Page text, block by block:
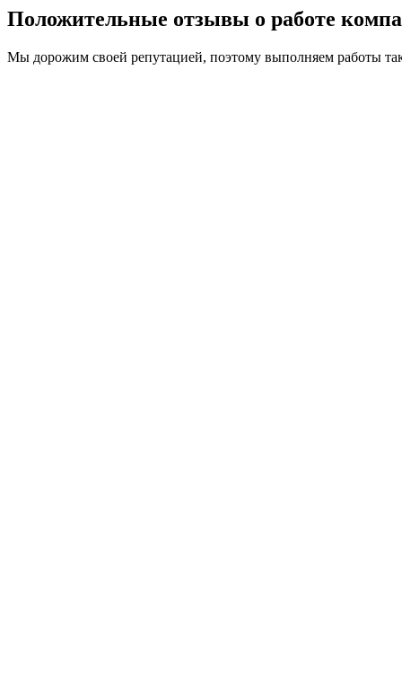
Положительные отзывы о работе
Мы дорожим своей репутацией, поэтому выполняем работы